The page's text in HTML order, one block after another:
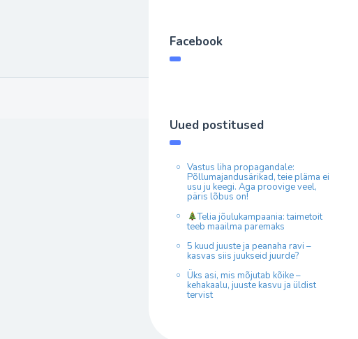
Facebook
Uued postitused
Vastus liha propagandale:
Põllumajandusärikad, teie pläma ei
usu ju keegi. Aga proovige veel,
päris lõbus on!
Telia jõulukampaania: taimetoit
teeb maailma paremaks
5 kuud juuste ja peanaha ravi –
kasvas siis juukseid juurde?
Üks asi, mis mõjutab kõike –
kehakaalu, juuste kasvu ja üldist
tervist